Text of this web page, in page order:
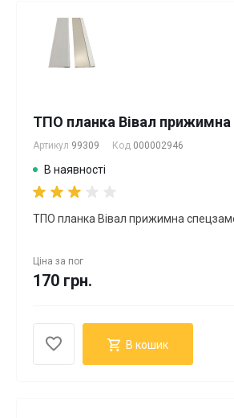
ТПО планка Вівал
Артикул 99309 Код 000002946
В наявності
ТПО планка Вівал прижимна
Ціна за пог
170 грн.
В кошик